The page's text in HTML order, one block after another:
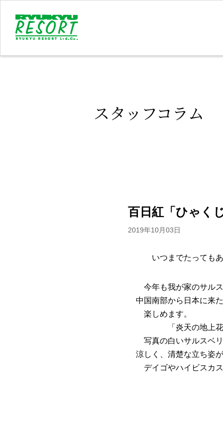
スタッフコラム
百日紅「ひゃく
2019年10月03日
いつまでたってもあ
今年も我が家のサルス
中国南部から日本に来
楽しめます。
「炎天の地上花あ
写真の白いサルスベリ
涼しく、清楚な立ち姿
デイゴやハイビスカス